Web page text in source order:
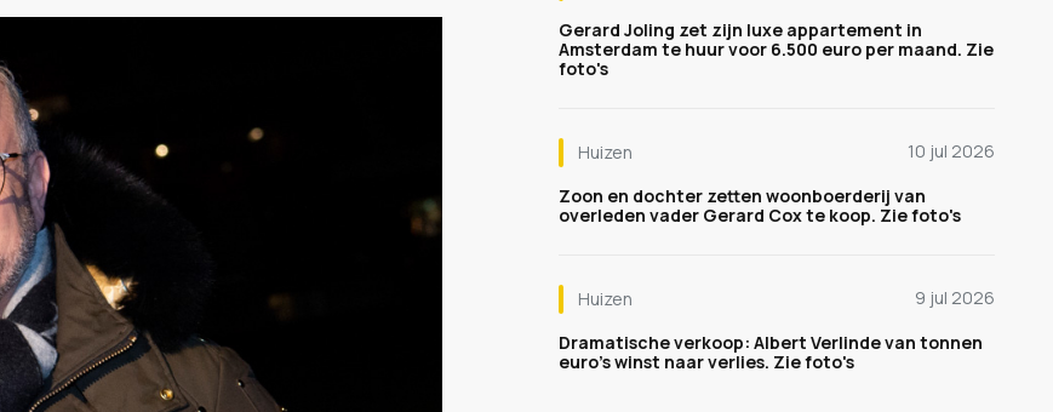
Gerard Joling zet zijn luxe appartement in
Amsterdam te huur voor 6.500 euro per maand. Zie
foto's
Huizen
10 jul 2026
Zoon en dochter zetten woonboerderij van
overleden vader Gerard Cox te koop. Zie foto's
Huizen
9 jul 2026
Dramatische verkoop: Albert Verlinde van tonnen
euro's winst naar verlies. Zie foto's